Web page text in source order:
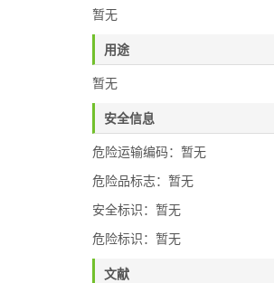
暂无
用途
暂无
安全信息
危险运输编码：暂无
危险品标志：暂无
安全标识：暂无
危险标识：暂无
文献